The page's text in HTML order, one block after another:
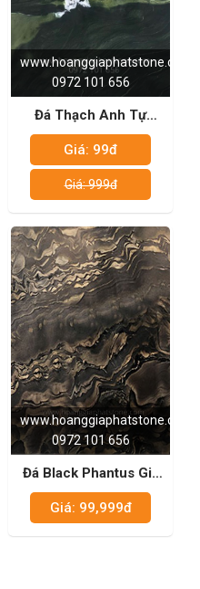
www.hoanggiaphatstone.com
0972 101 656
Đá Thạch Anh Tự
Nhiên - Avocatus
Giá: 99đ
Giá: 999đ
www.hoanggiaphatstone.com
0972 101 656
Đá Black Phantus Giả
Cổ
Giá: 99,999đ